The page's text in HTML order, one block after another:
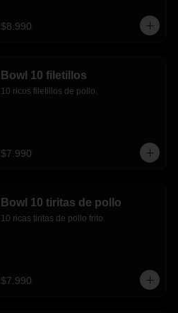
$8.990
Bowl 10 filetillos
10 ricos filetillos de pollo.
$7.990
Bowl 10 tiritas de pollo
10 ricas tiritas de pollo frito.
$7.990